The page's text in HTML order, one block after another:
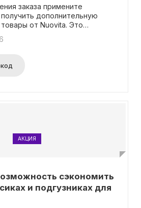
заказа примените
дополнительную
от Nuovita. Это
включая товары со
при покупке товаров
этого промокода. Акция
АКЦИЯ
сэкономить
и подгузниках для